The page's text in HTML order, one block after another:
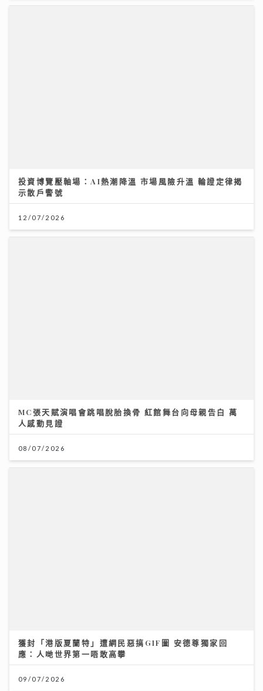
投資博覽壓軸場：AI熱潮降溫 市場風險升溫 輪證定律揭
示散戶警號
12/07/2026
MC張天賦演唱會跳唱脫胎換骨 紅館舞台向母親告白 萬
人感動見證
08/07/2026
獲封「港版夏蘭特」遭網民惡搞GIF圖 安德尊獨家回
應：人哋世界第一唔敢高攀
09/07/2026